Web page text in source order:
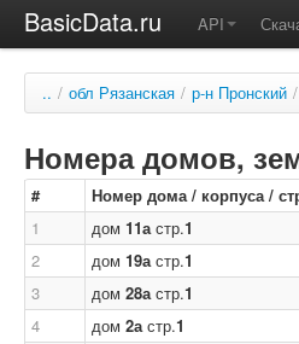
BasicData.ru API
.. / обл Рязанская / р-н Пронский /
Номера домов,
# Номер дома / корпуса /
1
дом 11астр.1
2
дом 19астр.1
3
дом 28астр.1
4
дом 2астр.1